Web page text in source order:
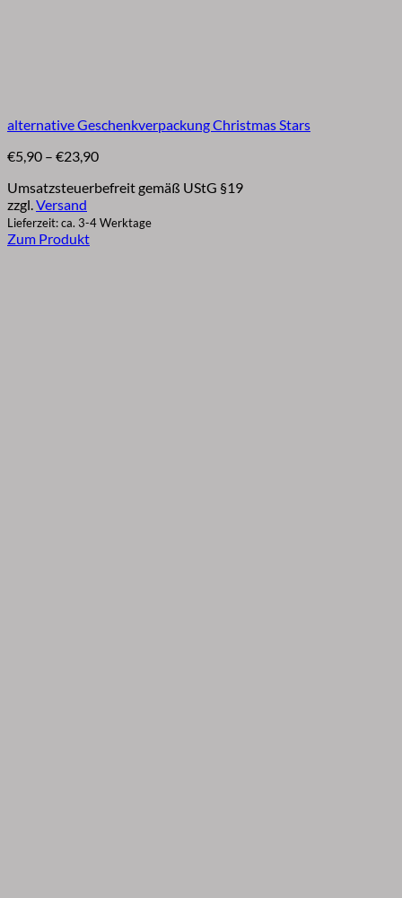
alternative Geschenkverpackung Christmas Stars
€5,90 – €23,90Preisspanne:
bis
Umsatzsteuerbefreit gemäß UStG §19
zzgl.Versand
Lieferzeit: ca. 3-4 Werktage
Zum Produkt